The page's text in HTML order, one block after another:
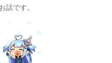
話です。